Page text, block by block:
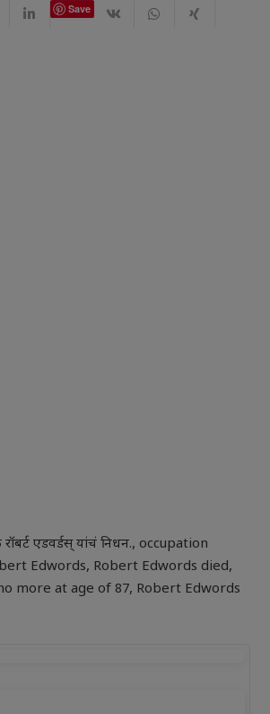
Save
एडवर्डस् यांचं निधन., occupation
Edwords, Robert Edwords died,
more at age of 87, Robert Edwords